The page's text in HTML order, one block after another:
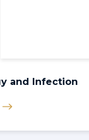
and Infection